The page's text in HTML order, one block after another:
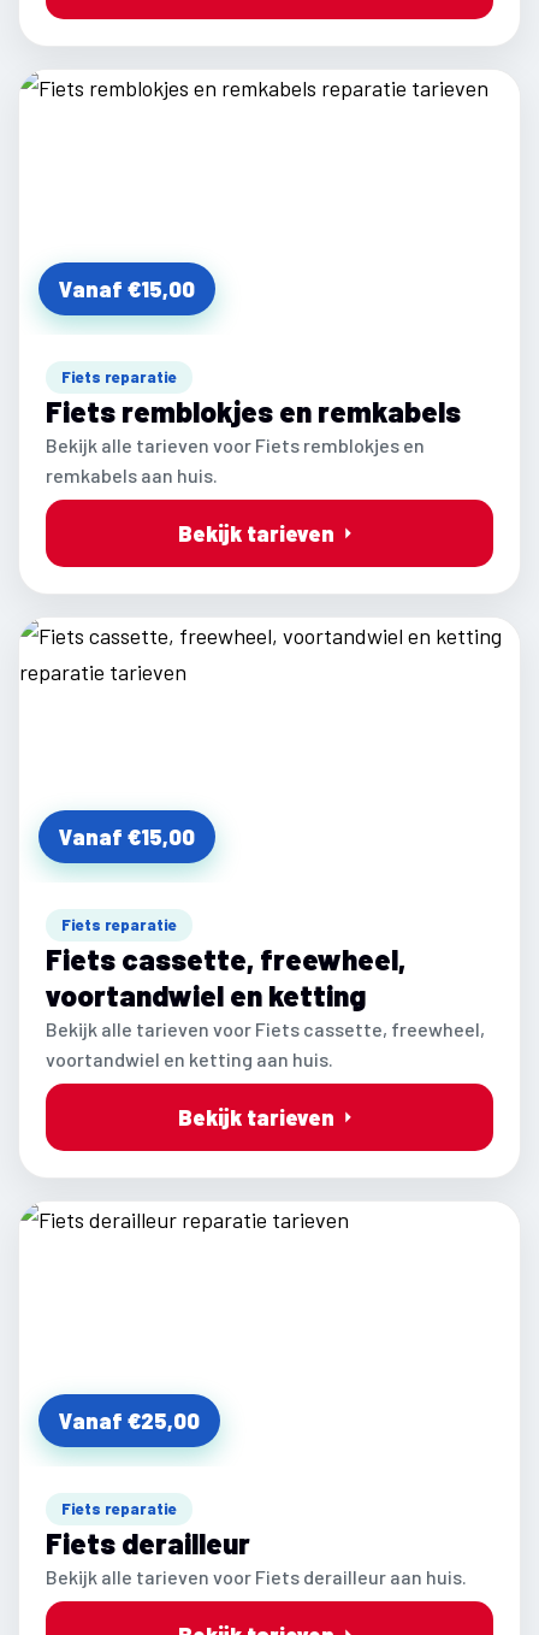
Vanaf €15,00
Fiets reparatie
Fiets remblokjes en remkabels
Bekijk alle tarieven voor Fiets remblokjes en
remkabels aan huis.
Bekijk tarieven
Vanaf €15,00
Fiets reparatie
Fiets cassette, freewheel,
voortandwiel en ketting
Bekijk alle tarieven voor Fiets cassette, freewheel,
voortandwiel en ketting aan huis.
Bekijk tarieven
Vanaf €25,00
Fiets reparatie
Fiets derailleur
Bekijk alle tarieven voor Fiets derailleur aan huis.